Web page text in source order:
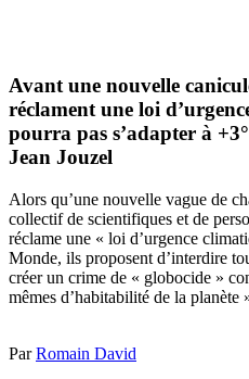
Avant une nouvelle
réclament une loi
pourra pas s’adapter à
Jean Jouzel
Alors qu’une nouvelle vague de
collectif de scientifiques et de
réclame une « loi d’urgence
Monde, ils proposent d’interdire
créer un crime de « globocide »
mêmes d’habitabilité de la planète
ParRomain David